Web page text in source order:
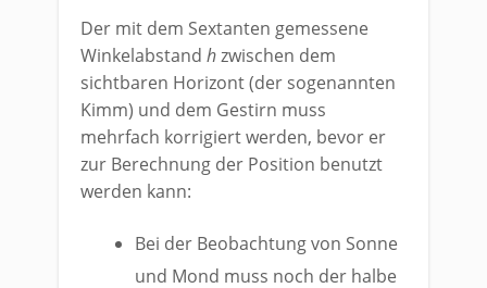
Der mit dem Sextanten gemessene
Winkelabstand hzwischen dem
sichtbaren Horizont (der sogenannten
Kimm) und dem Gestirn muss
mehrfach korrigiert werden, bevor er
zur Berechnung der Position benutzt
werden kann:
Bei der Beobachtung von Sonne
und Mond muss noch der halbe